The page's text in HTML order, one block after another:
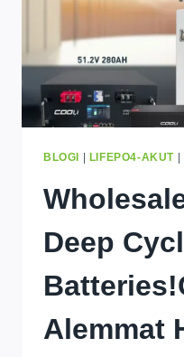
BLOGI | LIFEPO4-AKUT|
Deep
Batteries!
Alemmat